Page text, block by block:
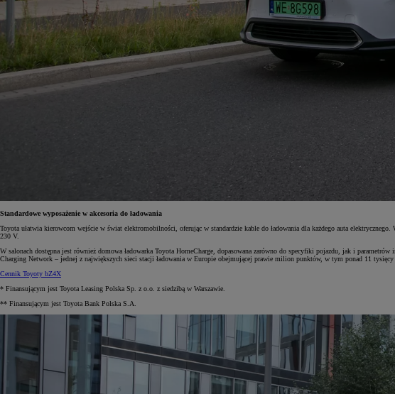
Standardowe wyposażenie w akcesoria do ładowania
Toyota ułatwia kierowcom wejście w świat elektromobilności, oferując w standardzie kable do ładowania dla każdego auta
230 V.
W salonach dostępna jest również domowa ładowarka Toyota HomeCharge, dopasowana zarówno do specyfiki pojazdu, jak i
Charging Network – jednej z największych sieci stacji ładowania w Europie obejmującej prawie milion punktów, w tym ponad 11 tysięcy
Cennik Toyoty bZ4X
* Finansującym jest Toyota Leasing Polska Sp. z o.o. z siedzibą w Warszawie.
** Finansującym jest Toyota Bank Polska S.A.